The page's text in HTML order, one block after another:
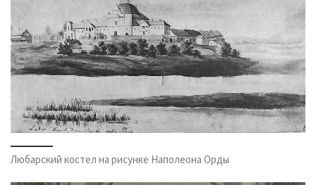
Любарский костел на рисунке Наполеона Орды